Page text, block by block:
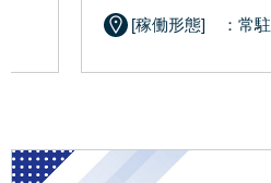
[稼働形態] ：常駐